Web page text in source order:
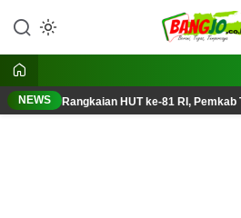
konten
Bangjo.co.id
Berani, Tegas,
NEWS Rangkaian HUT ke-81 RI,